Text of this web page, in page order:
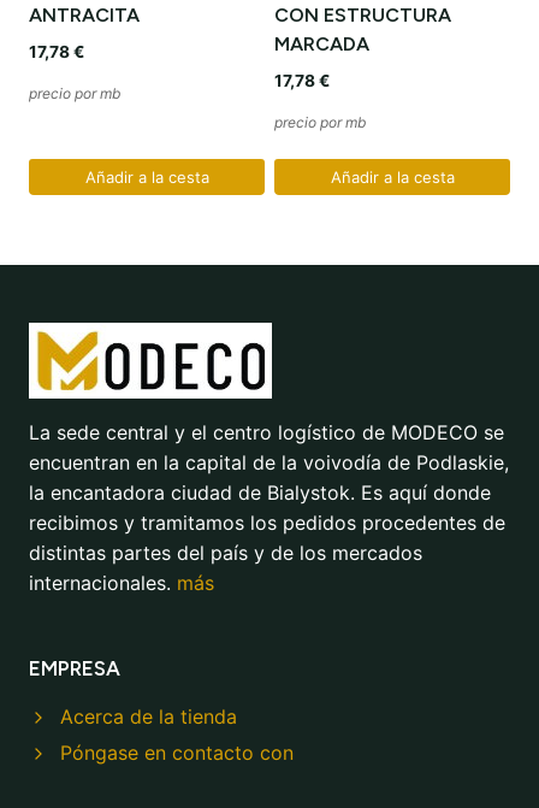
ANTRACITA
17,78€
precio por mb
Añadir a la cesta
CON ESTRUCTURA
MARCADA
17,78€
precio por mb
Añadir a la cesta
La sede central y el centro logístico de MODECO se
encuentran en la capital de la voivodía de Podlaskie,
la encantadora ciudad de Bialystok. Es aquí donde
recibimos y tramitamos los pedidos procedentes de
distintas partes del país y de los mercados
internacionales. más
EMPRESA
Acerca de la tienda
Póngase en contacto con